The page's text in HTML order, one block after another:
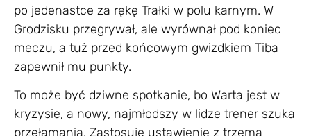
po jedenastce za rękę Trałki w polu karnym. W
Grodzisku przegrywał, ale wyrównał pod koniec
meczu, a tuż przed końcowym gwizdkiem Tiba
zapewnił mu punkty.
To może być dziwne spotkanie, bo Warta jest w
kryzysie, a nowy, najmłodszy w lidze trener szuka
przełamania. Zastosuje ustawienie z trzema